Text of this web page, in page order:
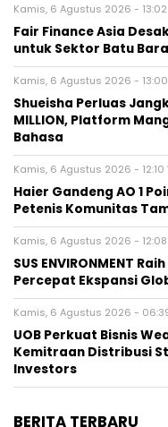
Kamis, 6 Agustus 2026 - 13:02
Fair Finance Asia
untuk Sektor Batu Bara
Kamis, 6 Agustus 2026 - 13:00
Shueisha Perluas
MILLION, Platform
Bahasa
Kamis, 6 Agustus 2026 - 12:10
Haier Gandeng AO 1
Petenis Komunitas
Kamis, 6 Agustus 2026 - 12:08
SUS ENVIRONMENT
Percepat Ekspansi
Kamis, 6 Agustus 2026 -
UOB Perkuat Bisnis
Kemitraan Distribusi
Investors
BERITA TERBARU